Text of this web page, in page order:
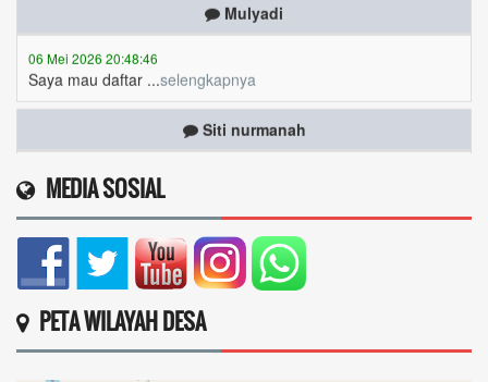
Saya mau daftar ...selengkapnya
Siti nurmanah
Pak knapa bansos PKH dn bpnt sayapriodenya blm
Siti nurmanah
06 Mei 2026 13:21:42
Pak knapa bansos PKH dn bpnt priodenya blm brubah
k...selengkapnya
Juliah
MEDIA SOSIAL
PETA WILAYAH DESA